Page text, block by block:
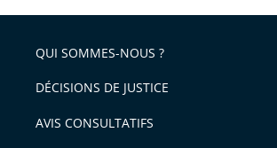
QUI SOMMES-NOUS ?
DÉCISIONS DE JUSTICE
AVIS CONSULTATIFS